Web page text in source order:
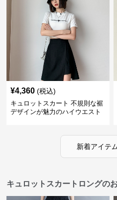
¥4,360 (税込)
キュロットスカート 不規則な裾
デザインが魅力のハイウエスト
新着アイテ
キュロットスカートロングの